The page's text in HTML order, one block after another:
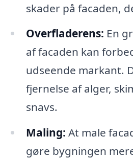
skader på facaden,
Overfladerens: En
af facaden kan
udseende markant.
fjernelse af alger,
snavs.
Maling: At male
gøre bygningen